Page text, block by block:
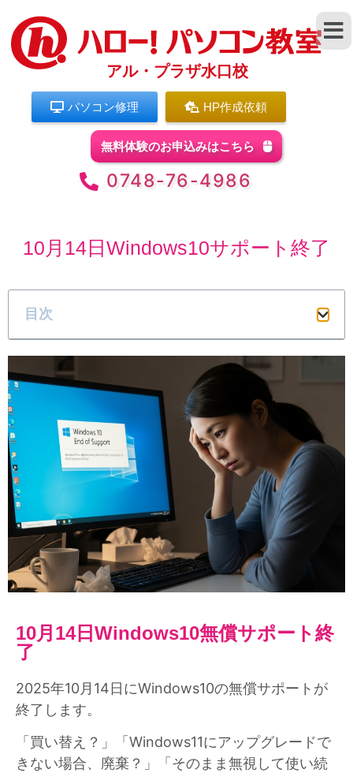
アル・プラザ水口校
パソコン修理 HP作成依頼
無料体験のお申込みはこちら
0748-76-4986
10月14日Windows10サポート終了
目次
10月14日Windows10無償サポート終
了
2025年10月14日にWindows10の無償サポートが
終了します。
「買い替え？」「Windows11にアップグレードで
きない場合、廃棄？」「そのまま無視して使い続